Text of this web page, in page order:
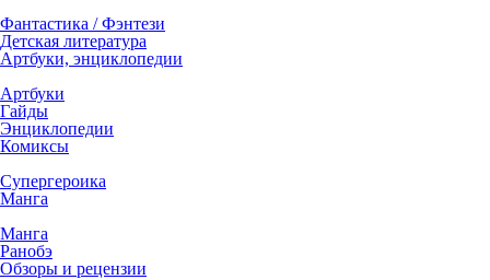
Фантастика / Фэнтези
Детская литература
Артбуки, энциклопедии
Артбуки
Гайды
Энциклопедии
Комиксы
Супергероика
Манга
Манга
Ранобэ
Обзоры и рецензии